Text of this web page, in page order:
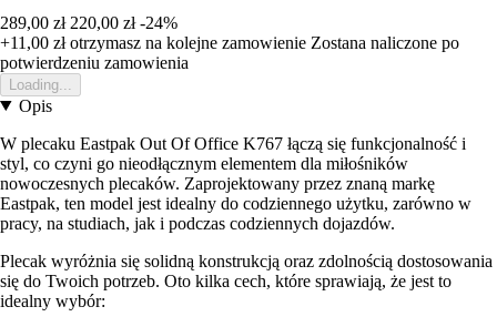
289,00 zł 220,00 zł -24%
+11,00 złotrzymasz na kolejne zamowienie Zostana naliczone po
potwierdzeniu zamowienia
Loading...
Opis
W plecaku Eastpak Out Of Office K767 łączą się funkcjonalność i
styl, co czyni go nieodłącznym elementem dla miłośników
nowoczesnych plecaków. Zaprojektowany przez znaną markę
Eastpak, ten model jest idealny do codziennego użytku, zarówno w
pracy, na studiach, jak i podczas codziennych dojazdów.
Plecak wyróżnia się solidną konstrukcją oraz zdolnością dostosowania
się do Twoich potrzeb. Oto kilka cech, które sprawiają, że jest to
idealny wybór: